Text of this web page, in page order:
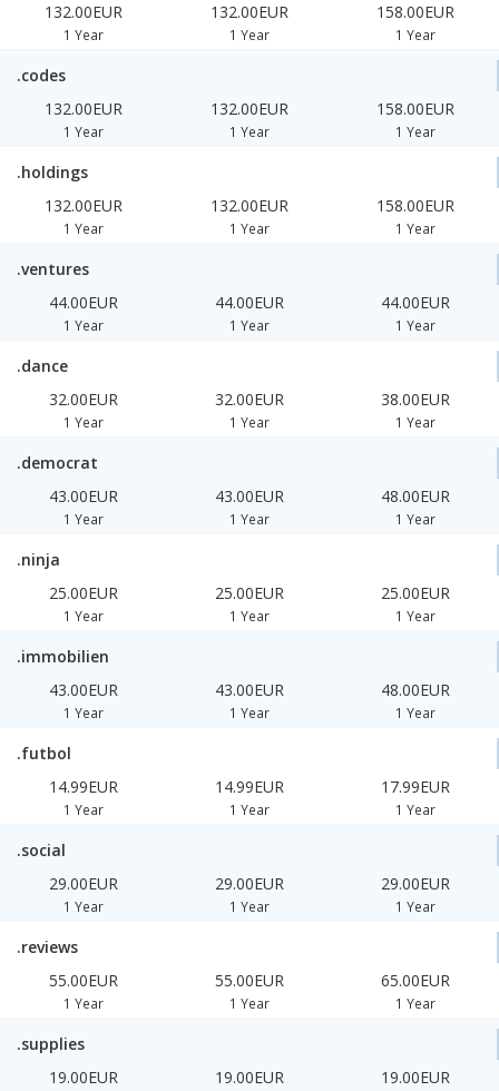
132.00EUR
1 Year
132.00EUR
1 Year
158.00EUR
1 Year
.codes
132.00EUR
1 Year
132.00EUR
1 Year
158.00EUR
1 Year
.holdings
132.00EUR
1 Year
132.00EUR
1 Year
158.00EUR
1 Year
.ventures
44.00EUR
1 Year
44.00EUR
1 Year
44.00EUR
1 Year
.dance
32.00EUR
1 Year
32.00EUR
1 Year
38.00EUR
1 Year
.democrat
43.00EUR
1 Year
43.00EUR
1 Year
48.00EUR
1 Year
.ninja
25.00EUR
1 Year
25.00EUR
1 Year
25.00EUR
1 Year
.immobilien
43.00EUR
1 Year
43.00EUR
1 Year
48.00EUR
1 Year
.futbol
14.99EUR
1 Year
14.99EUR
1 Year
17.99EUR
1 Year
.social
29.00EUR
1 Year
29.00EUR
1 Year
29.00EUR
1 Year
.reviews
55.00EUR
1 Year
55.00EUR
1 Year
65.00EUR
1 Year
.supplies
19.00EUR
19.00EUR 19.00EUR